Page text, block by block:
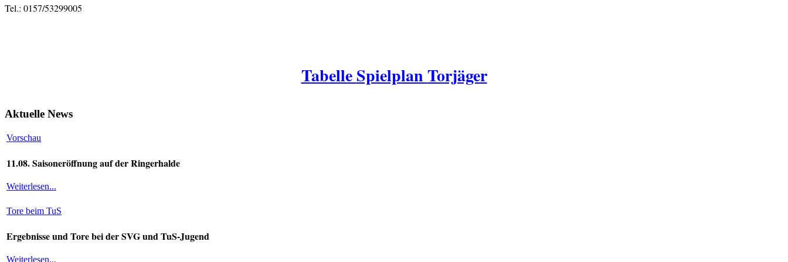
Tel.: 0157/53299005
TabelleSpielplanTorjäger
Aktuelle News
Vorschau
11.08. Saisoneröffnung auf der Ringerhalde
Weiterlesen...
Tore beim TuS
Ergebnisse und Tore bei der SVG und TuS-Jugend
Weiterlesen...